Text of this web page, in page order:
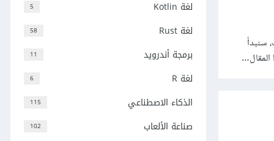
سنبدأ
5 لغة Kotlin
58 لغة Rust
11 برمجة أندرويد
6 لغة R
115 الذكاء الاصطناعي
102 صناعة الألعاب